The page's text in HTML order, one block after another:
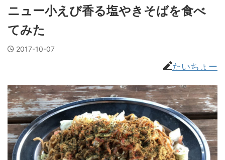
ニュー小えび香る塩やきそばを食べ
てみた
2017-10-07
たいちょー